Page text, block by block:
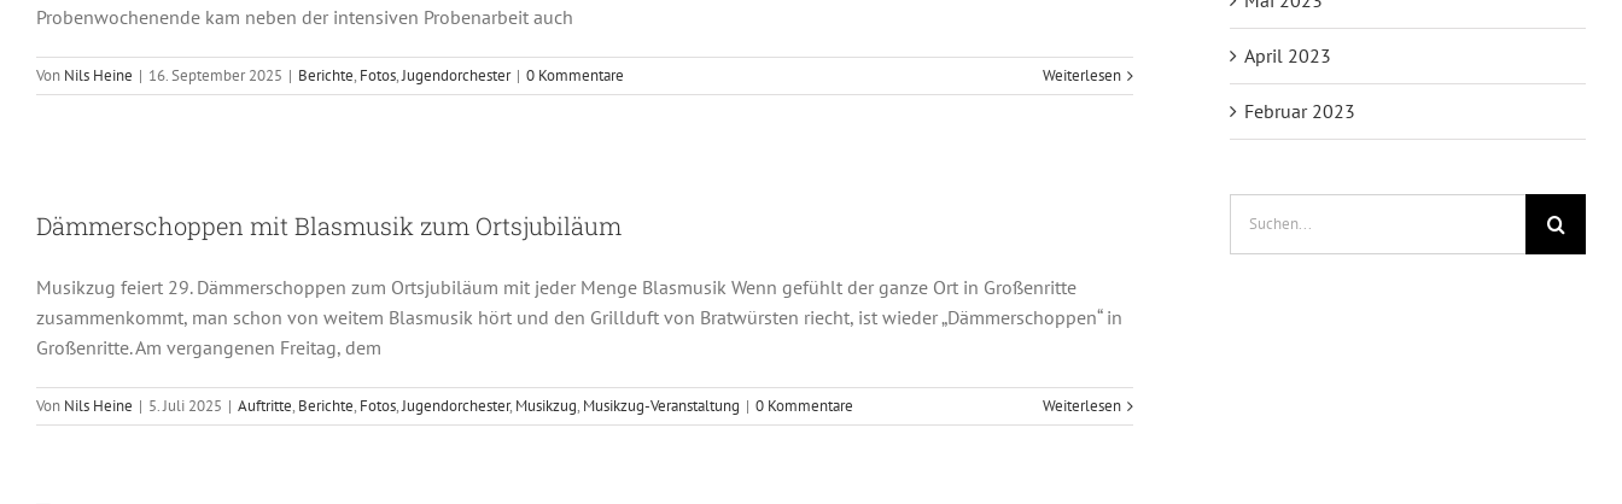
Probenwochenende kam neben der intensiven Probenarbeit auch
Von Nils Heine | 16. September 2025 | Berichte, Fotos,Jugendorchester | 0 Kommentare Weiterlesen
Dämmerschoppen mit Blasmusik zum Ortsjubiläum
Musikzug feiert 29. Dämmerschoppen zum Ortsjubiläum mit jeder Menge Blasmusik Wenn gefühlt der ganze Ort in Großenritte
zusammenkommt, man schon von weitem Blasmusik hört und den Grillduft von Bratwürsten riecht, ist wieder „Dämmerschoppen“ in
Großenritte. Am vergangenen Freitag, dem
Von Nils Heine | 5. Juli 2025 | Auftritte, Berichte, Fotos,Jugendorchester, Musikzug, Musikzug-Veranstaltung | 0 Kommentare Weiterlesen
April 2023
Februar 2023
nach: